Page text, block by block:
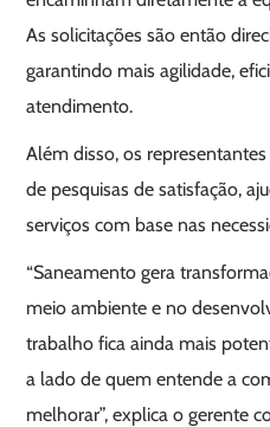
As solicitações são então
garantindo mais agilidade,
atendimento.
Além disso, os
de pesquisas de satisfação,
serviços com base nas
“Saneamento gera
meio ambiente e no
trabalho fica ainda mais
a lado de quem entende a
melhorar”, explica o gerente